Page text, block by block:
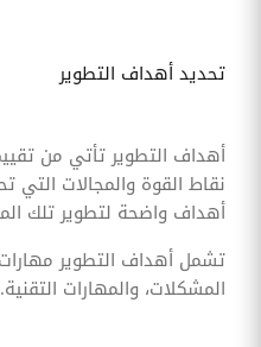
تحديد أهداف التطوير
أهداف التطوير تأتي من
نقاط القوة والمجالات
أهداف واضحة لتطوير تلك
تشمل أهداف التطوير مهارات
المشكلات، والمهارات